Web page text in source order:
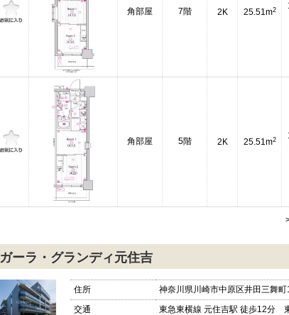
角部屋 7階 2K 25.51m2
角部屋 5階 2K 25.51m2
ガーラ・グランディ元住吉
住所
神奈川県川崎市中原区井田三舞町
交通
東急東横線 元住吉駅 徒歩12分